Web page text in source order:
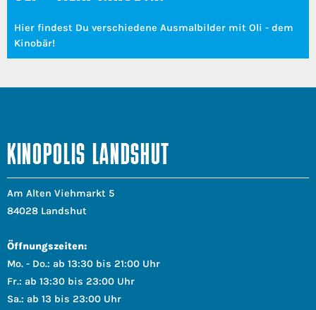
Hier findest Du verschiedene Ausmalbilder mit Oli - dem
Kinobär!
KINOPOLIS LANDSHUT
Am Alten Viehmarkt 5
84028 Landshut
Öffnungszeiten:
Mo. - Do.: ab 13:30 bis 21:00 Uhr
Fr.: ab 13:30 bis 23:00 Uhr
Sa.: ab 13 bis 23:00 Uhr